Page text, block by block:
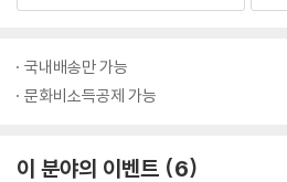
국내배송만 가능
문화비소득공제 가능
이 분야의 이벤트 6